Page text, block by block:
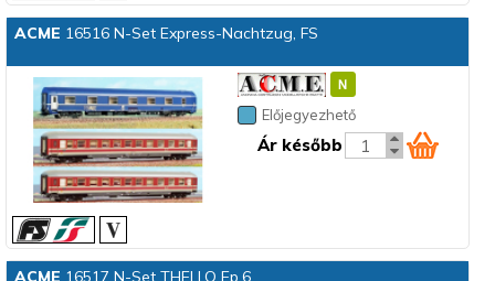
ACME 16516 N-Set Express-Nachtzug, FS
Előjegyezhető
Ár később
ACME 16517 N-Set THELLO Ep.6